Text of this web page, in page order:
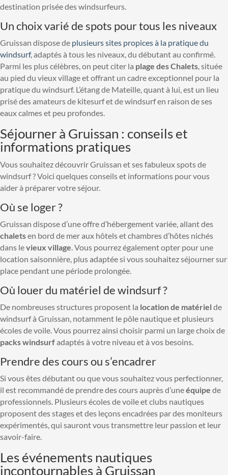
destination prisée des windsurfeurs.
Un choix varié de spots pour tous les niveaux
Gruissan dispose de plusieurs sites propices à la pratique du
windsurf, adaptés à tous les niveaux, du débutant au confirmé.
Parmi les plus célèbres, on peut citer la plage des Chalets, située
au pied du vieux village et offrant un cadre exceptionnel pour la
pratique du windsurf. L’étang de Mateille, quant à lui, est un lieu
prisé des amateurs de kitesurf et de windsurf en raison de ses
eaux calmes et peu profondes.
Séjourner à Gruissan : conseils et
informations pratiques
Vous souhaitez découvrir Gruissan et ses fabuleux spots de
windsurf ? Voici quelques conseils et informations pour vous
aider à préparer votre séjour.
Où se loger ?
Gruissan dispose d’une offre d’hébergement variée, allant des
chaletsen bord de mer aux hôtels et chambres d’hôtes nichés
dans levieux village. Vous pourrez également opter pour une
location saisonnière, plus adaptée si vous souhaitez séjourner sur
place pendant une période prolongée.
Où louer du matériel de windsurf ?
De nombreuses structures proposent la location de matériel de
windsurf à Gruissan, notamment le pôle nautique et plusieurs
écoles de voile. Vous pourrez ainsi choisir parmi un large choix de
packs windsurfadaptés à votre niveau et à vos besoins.
Prendre des cours ou s’encadrer
Si vous êtes débutant ou que vous souhaitez vous perfectionner,
il est recommandé de prendre des cours auprès d’uneéquipe de
professionnels. Plusieurs écoles de voile et clubs nautiques
proposent des stages et des leçons encadrées par des moniteurs
expérimentés, qui sauront vous transmettre leur passion et leur
savoir-faire.
Les événements nautiques
incontournables à Gruissan